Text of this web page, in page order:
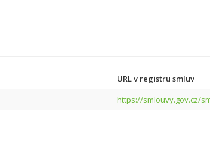
URL v registru smluv
https://smlouvy.gov.cz/